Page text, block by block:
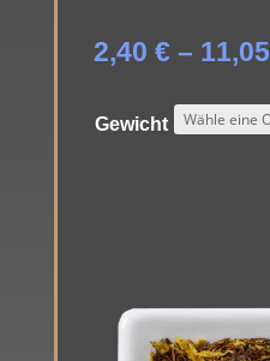
2,40 € – 11,05
Gewicht